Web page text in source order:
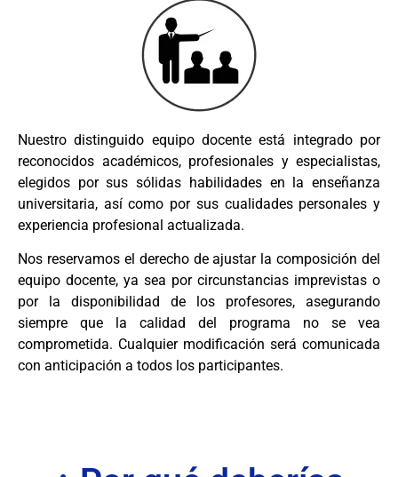
Nuestro distinguido equipo docente está integrado por
reconocidos académicos, profesionales y especialistas,
elegidos por sus sólidas habilidades en la enseñanza
universitaria, así como por sus cualidades personales y
experiencia profesional actualizada.
Nos reservamos el derecho de ajustar la composición del
equipo docente, ya sea por circunstancias imprevistas o
por la disponibilidad de los profesores, asegurando
siempre que la calidad del programa no se vea
comprometida. Cualquier modificación será comunicada
con anticipación a todos los participantes.